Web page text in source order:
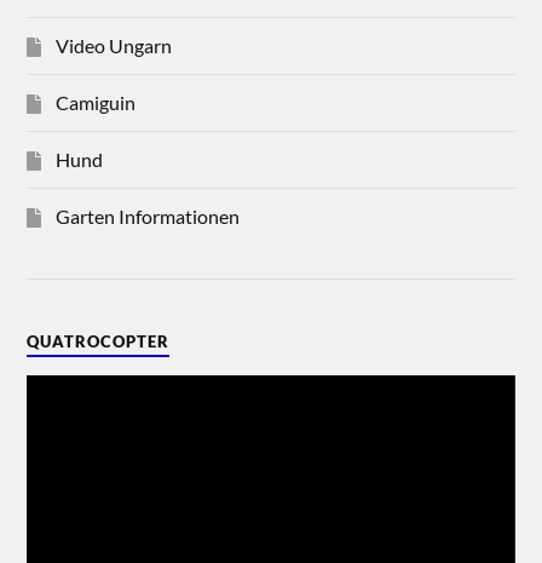
Video Ungarn
Camiguin
Hund
Garten Informationen
QUATROCOPTER